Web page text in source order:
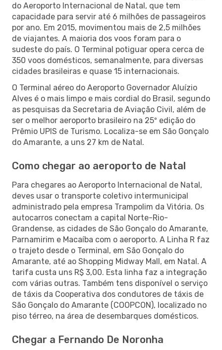
do Aeroporto Internacional de Natal, que tem
capacidade para servir até 6 milhões de passageiros
por ano. Em 2015, movimentou mais de 2,5 milhões
de viajantes. A maioria dos voos foram para o
sudeste do país. O Terminal potiguar opera cerca de
350 voos domésticos, semanalmente, para diversas
cidades brasileiras e quase 15 internacionais.
O Terminal aéreo do Aeroporto Governador Aluízio
Alves é o mais limpo e mais cordial do Brasil, segundo
as pesquisas da Secretaria de Aviação Civil, além de
ser o melhor aeroporto brasileiro na 25º edição do
Prêmio UPIS de Turismo. Localiza-se em São Gonçalo
do Amarante, a uns 27 km de Natal.
Como chegar ao aeroporto de Natal
Para chegares ao Aeroporto Internacional de Natal,
deves usar o transporte coletivo intermunicipal
administrado pela empresa Trampolim da Vitória. Os
autocarros conectam a capital Norte-Rio-
Grandense, as cidades de São Gonçalo do Amarante,
Parnamirim e Macaíba com o aeroporto. A Linha R faz
o trajeto desde o Terminal, em São Gonçalo do
Amarante, até ao Shopping Midway Mall, em Natal. A
tarifa custa uns R$ 3,00. Esta linha faz a integração
com várias outras. Também tens disponível o serviço
de táxis da Cooperativa dos condutores de táxis de
São Gonçalo do Amarante (COOPCON), localizado no
piso térreo, na área de desembarques domésticos.
Chegar a Fernando De Noronha